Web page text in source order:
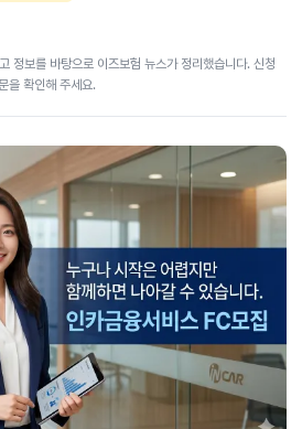
정보를 바탕으로 이즈보험 뉴스가 정리했습니다. 신청
을 확인해 주세요.